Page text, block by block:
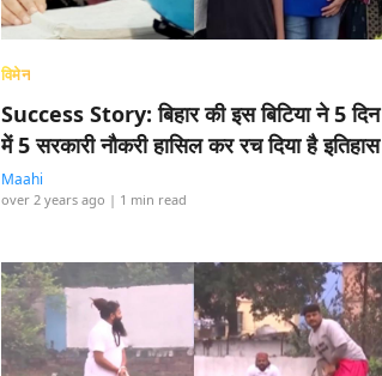
विमेन
Success Story: बिहार की इस बिटिया ने 5 दिन
में 5 सरकारी नौकरी हासिल कर रच दिया है इतिहास
Maahi
over 2 years ago | 1 min read